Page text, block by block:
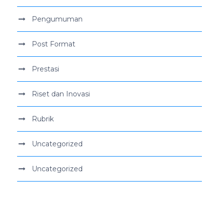
Pengumuman
Post Format
Prestasi
Riset dan Inovasi
Rubrik
Uncategorized
Uncategorized